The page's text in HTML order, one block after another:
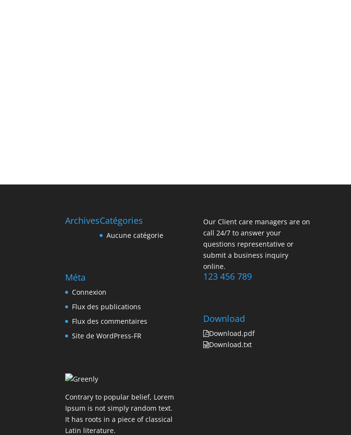
ArchivesCatégories
Aucune catégorie
Méta
Connexion
Flux des publications
Flux des commentaires
Site de WordPress-FR
Contrary to popular belief, Lorem
Ipsum is not simply random text.
It has roots in a piece of classical
Latin literature.
Our Client care managers are on
call 24/7 to answer your
questions representative or
submit a business inquiry
online.
123 456 789
Download
Download.pdf
Download.txt